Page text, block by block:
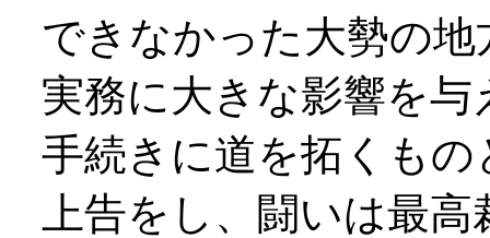
できなかった大勢の
実務に大きな影響を
手続きに道を拓くも
上告をし、闘いは最